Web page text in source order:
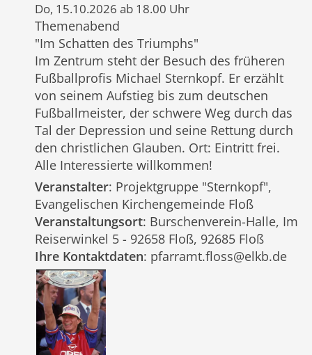
Do, 15.10.2026 ab 18.00 Uhr
Themenabend
"Im Schatten des Triumphs"
Im Zentrum steht der Besuch des früheren
Fußballprofis Michael Sternkopf. Er erzählt
von seinem Aufstieg bis zum deutschen
Fußballmeister, der schwere Weg durch das
Tal der Depression und seine Rettung durch
den christlichen Glauben. Ort: Eintritt frei.
Alle Interessierte willkommen!
Veranstalter: Projektgruppe "Sternkopf",
Evangelischen Kirchengemeinde Floß
Veranstaltungsort: Burschenverein-Halle, Im
Reiserwinkel 5 - 92658 Floß, 92685 Floß
Ihre Kontaktdaten: pfarramt.floss@elkb.de